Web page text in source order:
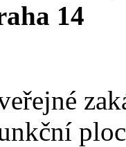
14